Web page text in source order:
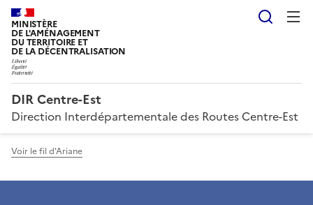
MINISTÈRE
DE L'AMÉNAGEMENT
DU TERRITOIRE ET
DE LA DÉCENTRALISATION
DIR Centre-Est
Direction Interdépartementale des Routes Centre-Est
Voir le fil d'Ariane